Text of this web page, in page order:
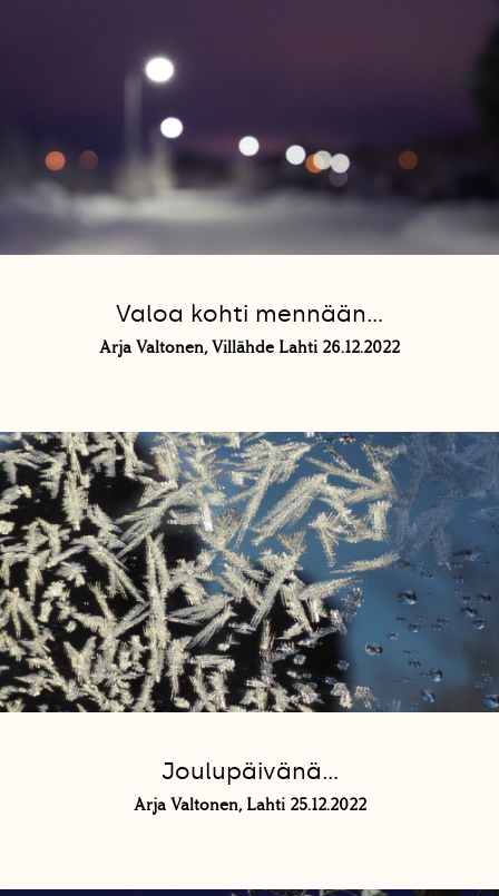
Valoa kohti mennään...
Arja Valtonen, Villähde Lahti 26.12.2022
Joulupäivänä...
Arja Valtonen, Lahti 25.12.2022